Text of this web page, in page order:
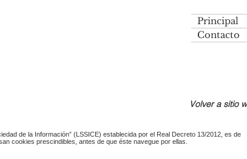
Principal
Contacto
de la Información” (LSSICE) establecida por el Real Decreto 13/2012, es de
cookies prescindibles, antes de que éste navegue por ellas.
Volver a sitio